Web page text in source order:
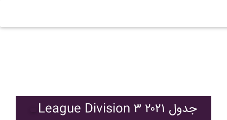
League Division ۳ ۲۰۲۱ جدول